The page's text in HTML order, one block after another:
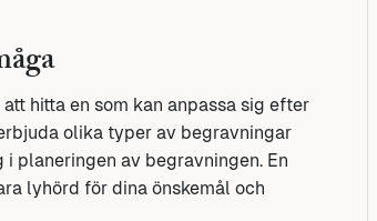
hitta en som kan anpassa sig efter
olika typer av begravningar
planeringen av begravningen. En
lyhörd för dina önskemål och